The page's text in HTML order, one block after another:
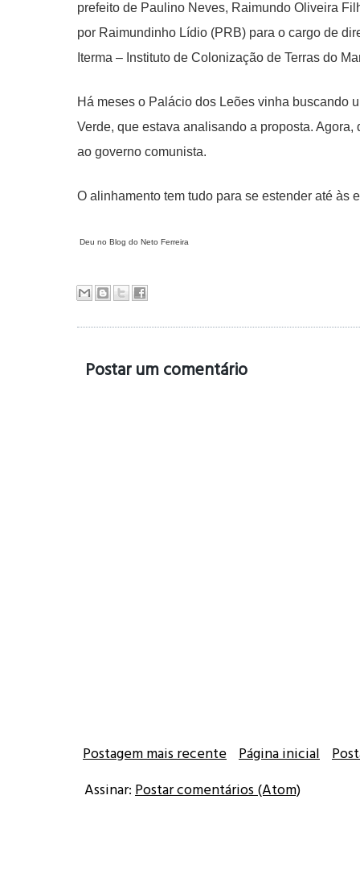
prefeito de Paulino Neves, Raimundo Oliveira
por Raimundinho Lídio (PRB) para o cargo de
Iterma – Instituto de Colonização de Terras do
Há meses o Palácio dos Leões vinha buscando
Verde, que estava analisando a proposta. Agora,
ao governo comunista.
O alinhamento tem tudo para se estender até às
Deu no Blog do Neto Ferreira
Postar um comentário
Postagem mais recente Página inicial
Assinar: Postar comentários (Atom)